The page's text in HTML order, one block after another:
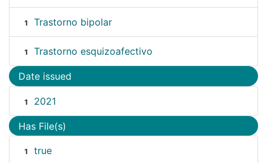
1 Trastorno bipolar
1 Trastorno esquizoafectivo
Date issued
1 2021
Has File(s)
1 true